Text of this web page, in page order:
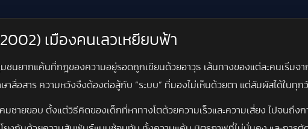
เมืองคนเลวเหยียบฟ้า
ชนยากแค้นที่กฎของความอยู่รอดถูกเขียนด้วยอาวุธ เส้นทางของแต่ละคนเริ่ม
าสื่อสาร ความหวังจึงต้องต่อสู้กับ “ระบบ” ที่มองไม่เห็นด้วยตา แต่สัมผัสได้ในทุก
มชายขอบ ตั้งแต่วิธีคิดของเด็กที่หาทางโตด้วยความเร็วและความเสี่ยง ไปจนถึง